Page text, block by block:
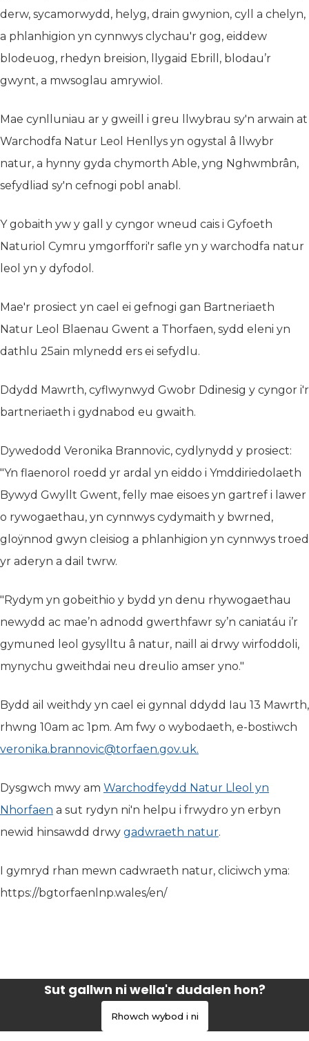
derw, sycamorwydd, helyg, drain gwynion, cyll a chelyn,
a phlanhigion yn cynnwys clychau'r gog, eiddew
blodeuog, rhedyn breision, llygaid Ebrill, blodau’r
gwynt, a mwsoglau amrywiol.
Mae cynlluniau ar y gweill i greu llwybrau sy'n arwain at
Warchodfa Natur Leol Henllys yn ogystal â llwybr
natur, a hynny gyda chymorth Able, yng Nghwmbrân,
sefydliad sy'n cefnogi pobl anabl.
Y gobaith yw y gall y cyngor wneud cais i Gyfoeth
Naturiol Cymru ymgorffori'r safle yn y warchodfa natur
leol yn y dyfodol.
Mae'r prosiect yn cael ei gefnogi gan Bartneriaeth
Natur Leol Blaenau Gwent a Thorfaen, sydd eleni yn
dathlu 25ain mlynedd ers ei sefydlu.
Ddydd Mawrth, cyflwynwyd Gwobr Ddinesig y cyngor i'r
bartneriaeth i gydnabod eu gwaith.
Dywedodd Veronika Brannovic, cydlynydd y prosiect:
"Yn flaenorol roedd yr ardal yn eiddo i Ymddiriedolaeth
Bywyd Gwyllt Gwent, felly mae eisoes yn gartref i lawer
o rywogaethau, yn cynnwys cydymaith y bwrned,
gloÿnnod gwyn cleisiog a phlanhigion yn cynnwys troed
yr aderyn a dail twrw.
"Rydym yn gobeithio y bydd yn denu rhywogaethau
newydd ac mae’n adnodd gwerthfawr sy’n caniatáu i’r
gymuned leol gysylltu â natur, naill ai drwy wirfoddoli,
mynychu gweithdai neu dreulio amser yno."
Bydd ail weithdy yn cael ei gynnal ddydd Iau 13 Mawrth,
rhwng 10am ac 1pm. Am fwy o wybodaeth, e-bostiwch
veronika.brannovic@torfaen.gov.uk.
Dysgwch mwy am Warchodfeydd Natur Lleol yn
Nhorfaen (yn agor mewn tab newydd)
a sut rydyn ni'n helpu i frwydro yn erbyn
newid hinsawdd drwy gadwraeth natur(yn agor mewn
.
I gymryd rhan mewn cadwraeth natur, cliciwch yma:
https://bgtorfaenlnp.wales/en/
Sut gallwn ni wella'r dudalen hon?
Rhowch wybod i ni